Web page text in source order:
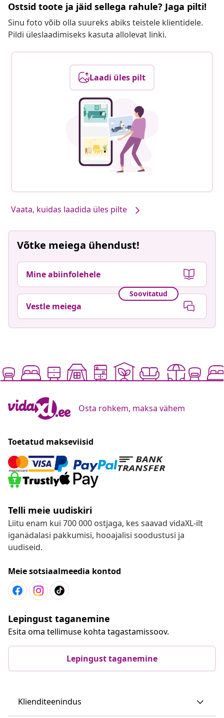
Ostsid toote ja jäid sellega rahule? Jaga pilti!
Sinu foto võib olla suureks abiks teistele klientidele.
Pildi üleslaadimiseks kasuta allolevat linki.
Laadi üles pilt
Vaata, kuidas laadida üles pilte
Võtke meiega ühendust!
Mine abiinfolehele
Soovitatud
Vestle meiega
Osta rohkem, maksa vähem
Toetatud makseviisid
Telli meie uudiskiri
Liitu enam kui 700 000 ostjaga, kes saavad vidaXL-ilt
iganädalasi pakkumisi, hooajalisi soodustusi ja
uudiseid.
Meie sotsiaalmeedia kontod
Lepingust taganemine
Esita oma tellimuse kohta tagastamissoov.
Lepingust taganemine
Klienditeenindus